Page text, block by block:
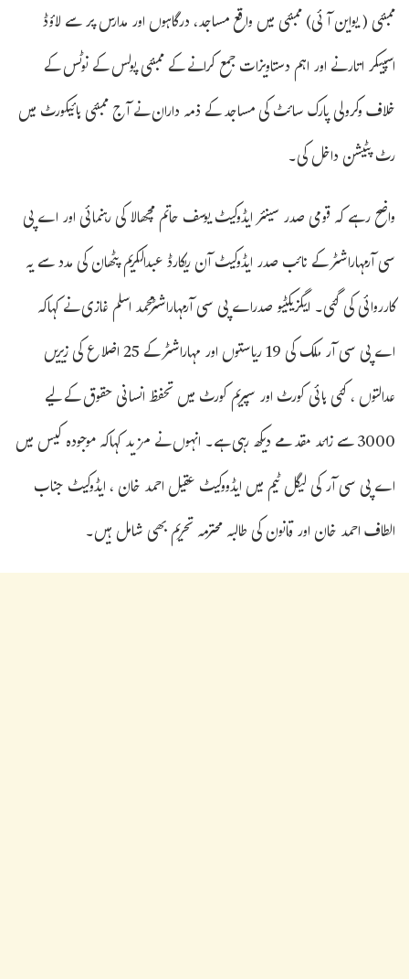
ممبئی ( یواین آئی) ممبئی میں واقع مساجد، درگاہوں اور مدارس پر سے لاؤڈ
اسپیکر اتارنے اور اہم دستاویزات جمع کرانے کے ممبئی پولس کے نوٹس کے
خلاف وکرولی پارک سائٹ کی مساجد کے ذمہ داران نے آج ممبئی ہائیکورٹ میں
رٹ پٹیشن داخل کی۔
واضح رہے کہ قومی صدر سینئر ایڈوکیٹ یوسف حاتم مچھالا کی رہنمائی اور اے پی
سی آرمہاراشٹر کے نائب صدر ایڈوکیٹ آن ریکارڈ عبدالکریم پٹھان کی مدد سے یہ
کارروائی کی گئی۔ ایگزیکٹیو صدراے پی سی آرمہاراشٹرمحمد اسلم غازی نے کہاکہ
اے پی سی آر ملک کی 19 ریاستوں اور مہاراشٹر کے 25 اضلاع کی زیریں
عدالتوں ، کئی ہائی کورٹ اور سپریم کورٹ میں تحفظ انسانی حقوق کے لیے
3000 سے زائد مقد مے دیکھ رہی ہے۔ انہوں نے مزید کہاکہ موجودہ کیس میں
اے پی سی آر کی لیگل ٹیم میں ایڈووکیٹ عقیل احمد خان ، ایڈوکیٹ جناب
الطاف احمد خان اور قانون کی طالبہ محترمہ تحریم بھی شامل ہیں۔